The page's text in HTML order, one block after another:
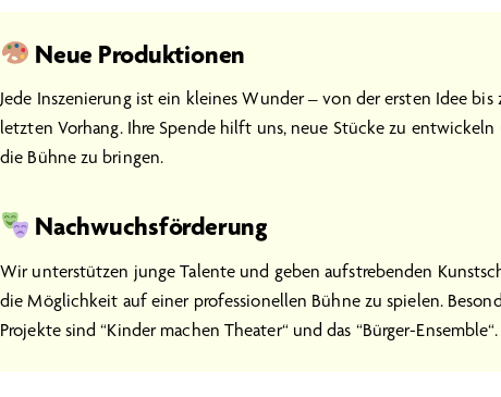
Neue Produktionen
Jede Inszenierung ist ein kleines Wunder – von der ersten Idee bis
letzten Vorhang. Ihre Spende hilft uns, neue Stücke zu
die Bühne zu bringen.
Nachwuchsförderung
Wir unterstützen junge Talente und geben aufstrebenden
die Möglichkeit auf einer professionellen Bühne zu spielen.
Projekte sind “Kinder machen Theater“ und das “Bürger-Ensemble“.